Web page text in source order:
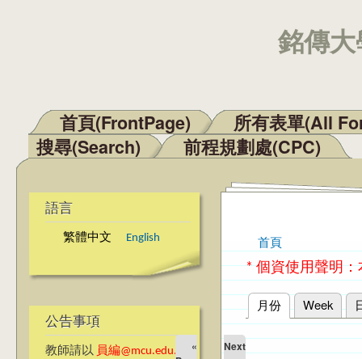
銘傳
主選單
首頁(FrontPage)
所有表單(All
搜尋(Search)
前程規劃處(CPC)
語言
繁體中文 English
公告事項
教師請以 員編@mcu.edu.tw
您在這裡
首頁
* 個資使用聲明
主要索引標籤
月份 (作用中頁籤)
Week
«
Next